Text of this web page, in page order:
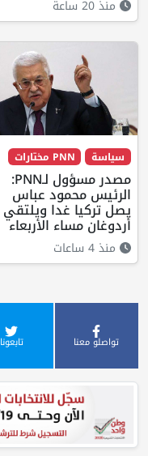
منذ 20 ساعة
سياسة PNN مختارات
مصدر مسؤول لـPNN:
الرئيس محمود عباس
يصل تركيا غدا ويلتقي
أردوغان مساء الأربعاء
منذ 4 ساعات
تواصلو معنا تابعونا